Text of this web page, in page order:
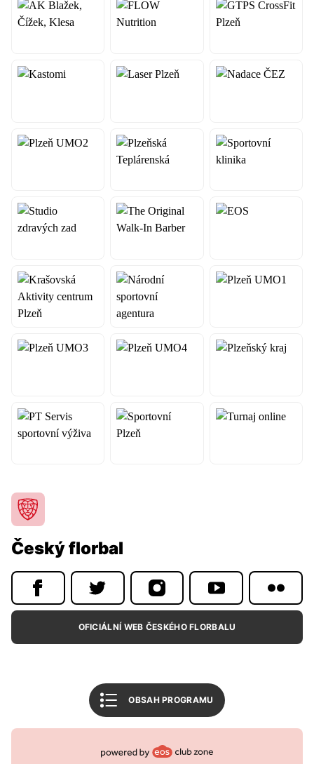
Český florbal
OFICIÁLNÍ WEB ČESKÉHO FLORBALU
OBSAH PROGRAMU
Úvodní slovo
Související články
Mohlo by vás zajímat
FBŠ SLAVIA Plzeň
Český florbal